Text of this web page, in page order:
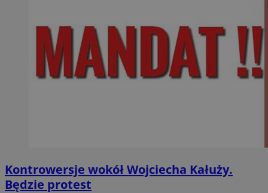
Kontrowersje wokół Wojciecha Kałuży.
Będzie protest